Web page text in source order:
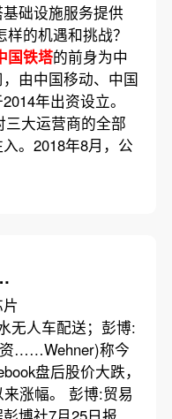
础设施服务提供
的机遇和挑战？
国铁塔的前身为中
由中国移动、中国
年出资设立。
三大运营商的全部
。2018年8月，公
无人车配送；彭博:
……Wehner)称今
盘后股价大跌，
涨幅。 彭博:贸易